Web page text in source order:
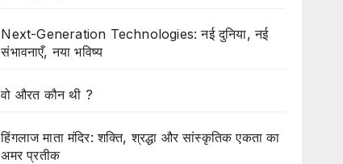
Next-Generation Technologies: नई दुनिया, नई
संभावनाएँ, नया भविष्य
वो औरत कौन थी ?
हिंगलाज माता मंदिर: शक्ति, श्रद्धा और सांस्कृतिक एकता का
अमर प्रतीक